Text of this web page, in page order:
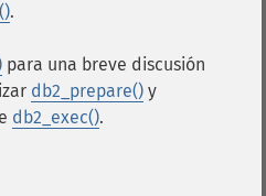
.
para una breve discusión
db2_prepare() y
db2_exec().